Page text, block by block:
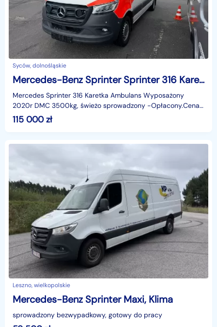
Syców, dolnośląskie
Mercedes-Benz Sprinter Sprinter 316 Karetka Ambulans Wyposażony 2020r DMC 3500
Mercedes Sprinter 316 Karetka Ambulans Wyposażony
2020r DMC 3500kg, świeżo sprowadzony -Opłacony.Cena
N + 23% W ofercie zobacz innne pojazdy na naszej stronie
115 000zł
Leszno, wielkopolskie
Mercedes-Benz Sprinter Maxi, Klima
sprowadzony bezwypadkowy, gotowy do pracy